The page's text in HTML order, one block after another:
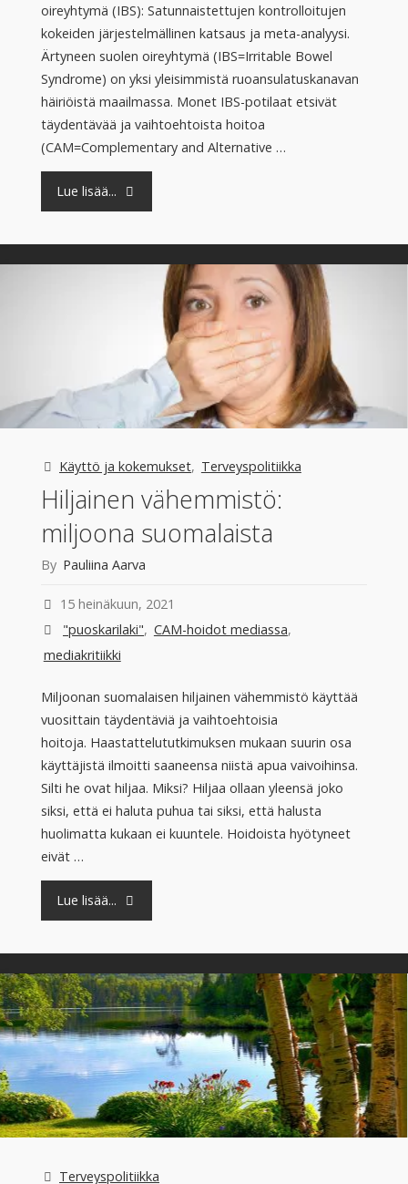
oireyhtymä (IBS): Satunnaistettujen kontrolloitujen
kokeiden järjestelmällinen katsaus ja meta-analyysi.
Ärtyneen suolen oireyhtymä (IBS=Irritable Bowel
Syndrome) on yksi yleisimmistä ruoansulatuskanavan
häiriöistä maailmassa. Monet IBS-potilaat etsivät
täydentävää ja vaihtoehtoista hoitoa
(CAM=Complementary and Alternative …
Lue lisää... "Ärtyneen
ongelmiin
tuloksia
tutkimuksista"
Käyttö ja kokemukset, Terveyspolitiikka
Hiljainen vähemmistö:
miljoona suomalaista
By Pauliina Aarva
15 heinäkuun, 2021
"puoskarilaki", CAM-hoidot mediassa,
mediakritiikki
Miljoonan suomalaisen hiljainen vähemmistö käyttää
vuosittain täydentäviä ja vaihtoehtoisia
hoitoja. Haastattelututkimuksen mukaan suurin osa
käyttäjistä ilmoitti saaneensa niistä apua vaivoihinsa.
Silti he ovat hiljaa. Miksi? Hiljaa ollaan yleensä joko
siksi, että ei haluta puhua tai siksi, että halusta
huolimatta kukaan ei kuuntele. Hoidoista hyötyneet
eivät …
Lue lisää... "Hiljainen
miljoona
suomalaista"
Terveyspolitiikka